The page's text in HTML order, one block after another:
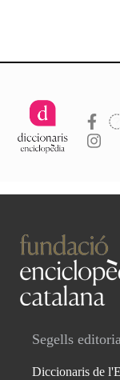
Segells
Diccionaris de